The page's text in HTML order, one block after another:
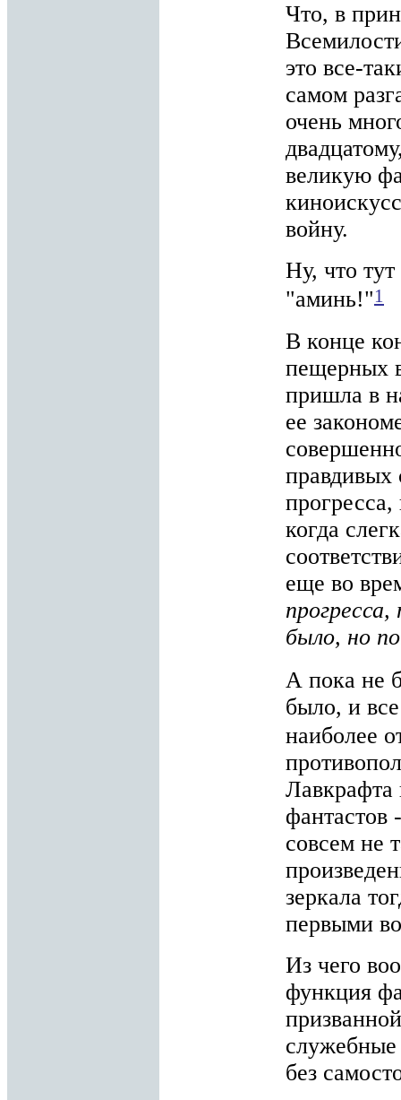
Что, в
это все-
самом
очень
великую
войну.
Ну, что
"аминь!"1
В конце
пещерных
пришла в
ее
правдивых
когда
еще во
было, но
А пока не
было, и
наиболее
Лавкрафта
фантастов
совсем не
зеркала
первыми
Из чего
функция
служебные
без